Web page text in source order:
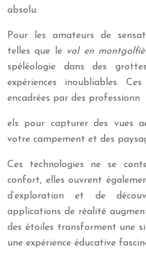
absolu.
Pour les amateurs de
telles que le vol en
spéléologie dans des
expériences inoubliables.
encadrées par des professionn
els pour capturer des vues
votre campement et des
Ces technologies ne se
confort, elles ouvrent
d’exploration et de
applications de réalité
des étoiles transforment une
une expérience éducative